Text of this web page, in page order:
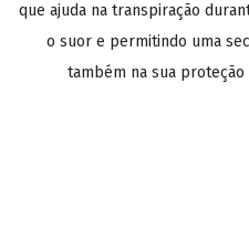
que ajuda na transpiração
o suor e permitindo uma
também na sua proteção